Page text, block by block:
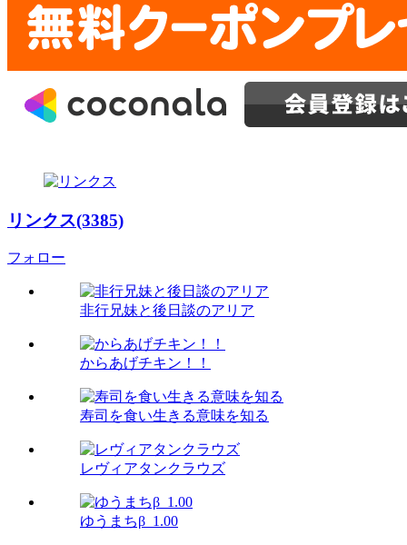
リンクス(3385)
フォロー
非行兄妹と後日談のアリア
からあげチキン！！
寿司を食い生きる意味を知る
レヴィアタンクラウズ
ゆうまちβ_1.00